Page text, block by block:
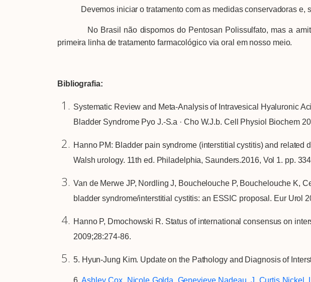
Devemos iniciar o tratamento com as medidas conservadoras e,
No Brasil não dispomos do Pentosan Polissulfato, mas a
primeira linha de tratamento farmacológico via oral em nosso meio.
Bibliografia:
Systematic Review and Meta-Analysis of Intravesical Hyaluronic
Bladder Syndrome Pyo J.-S.a · Cho W.J.b. Cell Physiol Biochem
Hanno PM: Bladder pain syndrome (interstitial cystitis) and related
Walsh urology. 11th ed. Philadelphia, Saunders.2016, Vol 1. pp.
Van de Merwe JP, Nordling J, Bouchelouche P, Bouchelouche K,
bladder syndrome/interstitial cystitis: an ESSIC proposal. Eur Urol
Hanno P, Dmochowski R. Status of international consensus on
2009;28:274-86.
5. Hyun-Jung Kim. Update on the Pathology and Diagnosis of
6. Ashley Cox Nicole Golda Genevieve Nadeau ,J. Curtis Nickel